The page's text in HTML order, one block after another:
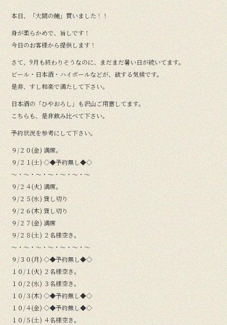
本日、「大間の鮪」買いました！！
身が柔らかめで、旨しです！
今日のお客様から提供します！
さて、9月も終わりそうなのに、まだまだ暑い日が続いてます。
ビール・日本酒・ハイボールなどが、欲する気候です。
是非、すし和楽で満たして下さい。
日本酒の「ひやおろし」も沢山ご用意してます。
こちらも、是非飲み比べて下さい。
予約状況を参考にして下さい。
９/２０(金) 満席。
９/２１(土) ◇◆予約無し◆◇
〜・〜・〜・〜・〜・〜・〜
９/２４(火) 満席。
９/２５(水) 貸し切り
９/２６(木) 貸し切り
９/２７(金) 満席
９/２８(土) ２名様空き。
〜・〜・〜・〜・〜・〜・〜
９/３０(月) ◇◆予約無し◆◇
１０/１(火) ２名様空き。
１０/２(水) ３名様空き。
１０/３(木) ◇◆予約無し◆◇
１０/４(金) ◇◆予約無し◆◇
１０/５(土) ４名様空き。